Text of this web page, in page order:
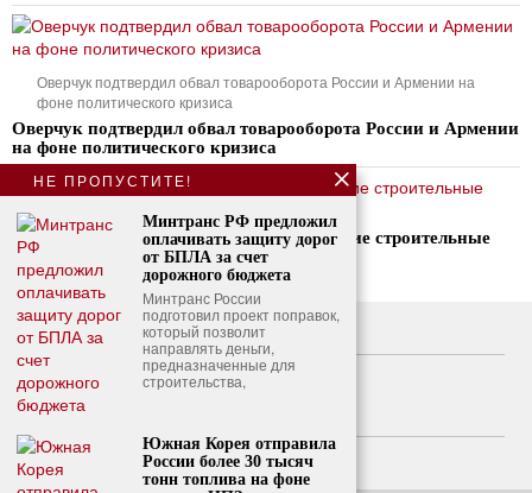
Оверчук подтвердил обвал товарооборота России и Армении на
фоне политического кризиса
Оверчук подтвердил обвал товарооборота России и Армении
на фоне политического кризиса
Василий Тофан о ценах на жилье: высокие строительные
расходы увеличивают стоимость квартир
О нас
Свяжитесь с нами
Политика конфиденциальности
Политика использования файлов cookie
НЕ ПРОПУСТИТЕ!
Минтранс РФ предложил
оплачивать защиту дорог
от БПЛА за счет
дорожного бюджета
Минтранс России
подготовил проект поправок,
который позволит
направлять деньги,
предназначенные для
строительства,
Южная Корея отправила
России более 30 тысяч
тонн топлива на фоне